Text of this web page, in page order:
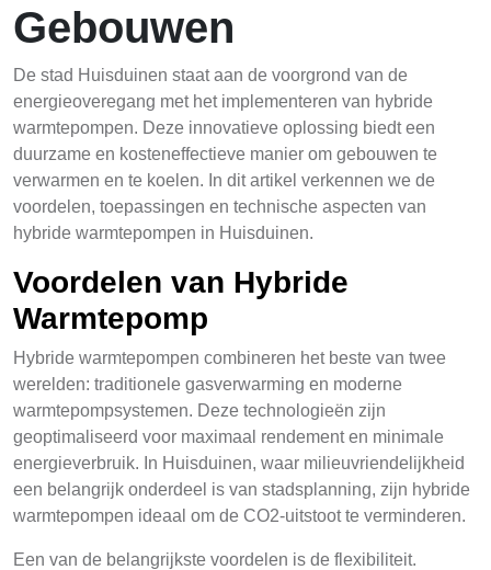
Gebouwen
De stad Huisduinen staat aan de voorgrond van de
energieoveregang met het implementeren van hybride
warmtepompen. Deze innovatieve oplossing biedt een
duurzame en kosteneffectieve manier om gebouwen te
verwarmen en te koelen. In dit artikel verkennen we de
voordelen, toepassingen en technische aspecten van
hybride warmtepompen in Huisduinen.
Voordelen van Hybride
Warmtepomp
Hybride warmtepompen combineren het beste van twee
werelden: traditionele gasverwarming en moderne
warmtepompsystemen. Deze technologieën zijn
geoptimaliseerd voor maximaal rendement en minimale
energieverbruik. In Huisduinen, waar milieuvriendelijkheid
een belangrijk onderdeel is van stadsplanning, zijn hybride
warmtepompen ideaal om de CO2-uitstoot te verminderen.
Een van de belangrijkste voordelen is de flexibiliteit.